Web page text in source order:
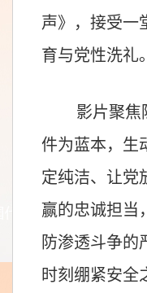
声》，接受一
育与党性洗礼。
影片聚焦
件为蓝本，生
定纯洁、让党
赢的忠诚担当
防渗透斗争的
时刻绷紧安全